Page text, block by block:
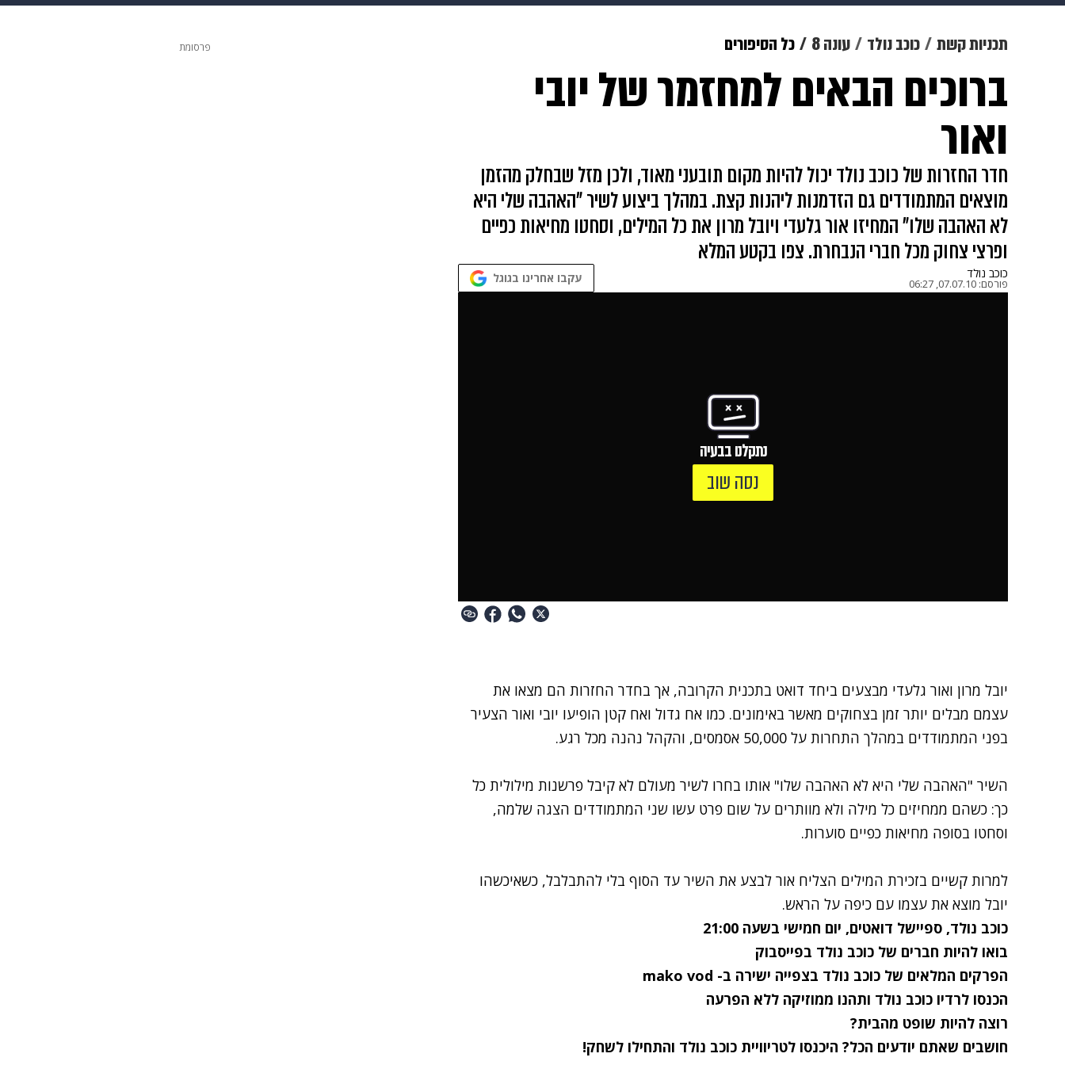
תרבות צבא וביטחון makoZ
גאווה ויוה משפט תשעה חודשים מתכונים פרויקטים מיוחדים
תכניות קשת כוכב נולד עונה 8 כל הסיפורים
ברוכים הבאים למחזמר של יובי
ואור
חדר החזרות של כוכב נולד יכול להיות מקום תובעני מאוד, ולכן מזל שבחלק מהזמן
מוצאים המתמודדים גם הזדמנות ליהנות קצת. במהלך ביצוע לשיר "האהבה שלי היא
לא האהבה שלו" המחיזו אור גלעדי ויובל מרון את כל המילים, וסחטו מחיאות כפיים
ופרצי צחוק מכל חברי הנבחרת. צפו בקטע המלא
כוכב נולד
פורסם: 07.07.10, 06:27 עקבו אחרינו בגוגל
נתקלנו בבעיה
נסה שוב
יובל מרון ואור גלעדי מבצעים ביחד דואט בתכנית הקרובה, אך בחדר החזרות הם מצאו את
עצמם מבלים יותר זמן בצחוקים מאשר באימונים. כמו אח גדול ואח קטן הופיעו יובי ואור הצעיר
בפני המתמודדים במהלך התחרות על 50,000 אסמסים, והקהל נהנה מכל רגע.
השיר "האהבה שלי היא לא האהבה שלו" אותו בחרו לשיר מעולם לא קיבל פרשנות מילולית כל
כך: כשהם ממחיזים כל מילה ולא מוותרים על שום פרט עשו שני המתמודדים הצגה שלמה,
וסחטו בסופה מחיאות כפיים סוערות.
למרות קשיים בזכירת המילים הצליח אור לבצע את השיר עד הסוף בלי להתבלבל, כשאיכשהו
יובל מוצא את עצמו עם כיפה על הראש.
כוכב נולד, ספיישל דואטים, יום חמישי בשעה 21:00
בואו להיות חברים של כוכב נולד בפייסבוק
הפרקים המלאים של כוכב נולד בצפייה ישירה ב- mako vod
הכנסו לרדיו כוכב נולד ותהנו ממוזיקה ללא הפרעה
רוצה להיות שופט מהבית?
חושבים שאתם יודעים הכל? היכנסו לטריוויית כוכב נולד והתחילו לשחק!
פרסומת